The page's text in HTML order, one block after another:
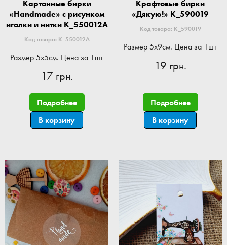
Картонные бирки
«Handmade» с рисунком
иголки и нитки K_550012A
Код товара: K_550012A
Размер 5x5см. Цена за 1шт
17 грн.
Подробнее
В корзину
Крафтовые бирки
«Дякую!» K_590019
Код товара: K_590019
Размер 5x9см. Цена за 1шт
19 грн.
Подробнее
В корзину